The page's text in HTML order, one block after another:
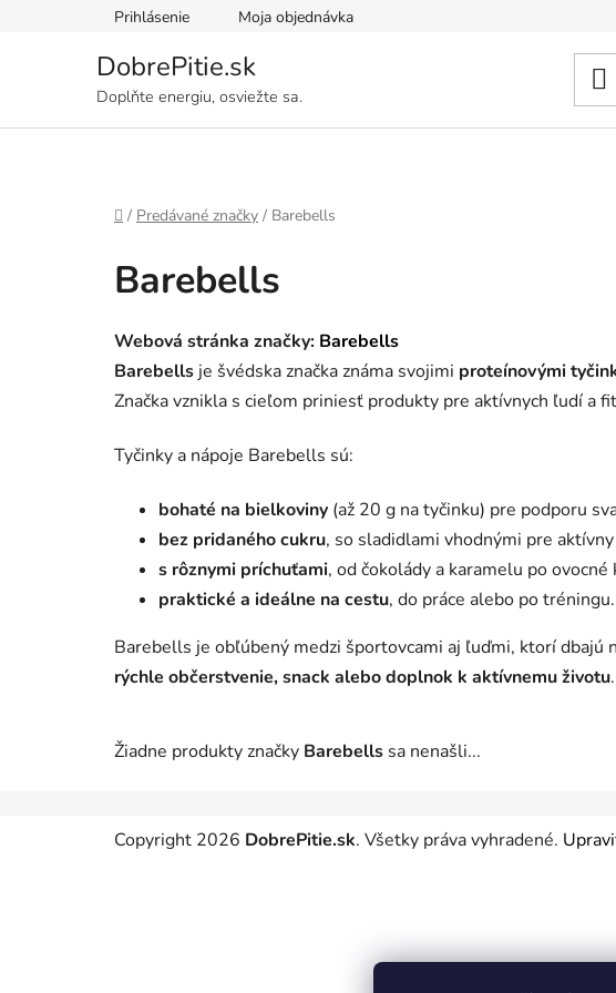
Prihlásenie Moja objednávka
DobrePitie.sk
Doplňte energiu, osviežte sa.
Domov
/ Predávané značky / Barebells
Barebells
Webová stránka značky: Barebells
Barebells je švédska značka známa svojimi proteínovými
Značka vznikla s cieľom priniesť produkty pre aktívnych ľudí a
Tyčinky a nápoje Barebells sú:
bohaté na bielkoviny (až 20 g na tyčinku) pre podporu
bez pridaného cukru, so sladidlami vhodnými pre
s rôznymi príchuťami, od čokolády a karamelu po
praktické a ideálne na cestu, do práce alebo po tréningu.
Barebells je obľúbený medzi športovcami aj ľuďmi, ktorí dbajú
rýchle občerstvenie, snack alebo doplnok k aktívnemu životu.
Žiadne produkty značky Barebells sa nenašli...
Copyright 2026 DobrePitie.sk. Všetky práva vyhradené.